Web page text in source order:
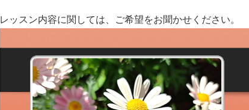
レッスン内容に関しては、ご希望をお聞かせください。